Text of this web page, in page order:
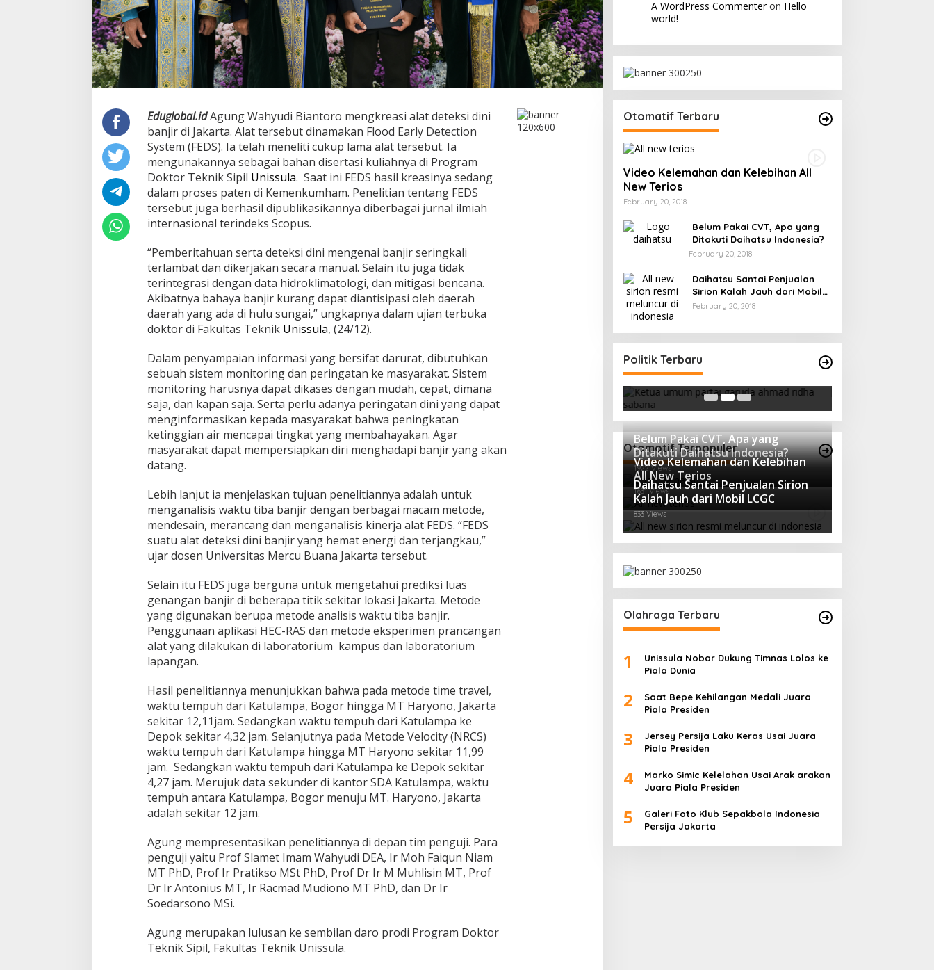
Eduglobal.idAgung Wahyudi Biantoro mengkreasi alat deteksi dini
banjir di Jakarta. Alat tersebut dinamakan Flood Early Detection
System (FEDS). Ia telah meneliti cukup lama alat tersebut. Ia
mengunakannya sebagai bahan disertasi kuliahnya di Program
Doktor Teknik Sipil Unissula. Saat ini FEDS hasil kreasinya sedang
dalam proses paten di Kemenkumham. Penelitian tentang FEDS
tersebut juga berhasil dipublikasikannya diberbagai jurnal ilmiah
internasional terindeks Scopus.
“Pemberitahuan serta deteksi dini mengenai banjir seringkali
terlambat dan dikerjakan secara manual. Selain itu juga tidak
terintegrasi dengan data hidroklimatologi, dan mitigasi bencana.
Akibatnya bahaya banjir kurang dapat diantisipasi oleh daerah
daerah yang ada di hulu sungai,” ungkapnya dalam ujian terbuka
doktor di Fakultas Teknik Unissula, (24/12).
Dalam penyampaian informasi yang bersifat darurat, dibutuhkan
sebuah sistem monitoring dan peringatan ke masyarakat. Sistem
monitoring harusnya dapat dikases dengan mudah, cepat, dimana
saja, dan kapan saja. Serta perlu adanya peringatan dini yang dapat
menginformasikan kepada masyarakat bahwa peningkatan
ketinggian air mencapai tingkat yang membahayakan. Agar
masyarakat dapat mempersiapkan diri menghadapi banjir yang akan
datang.
Lebih lanjut ia menjelaskan tujuan penelitiannya adalah untuk
menganalisis waktu tiba banjir dengan berbagai macam metode,
mendesain, merancang dan menganalisis kinerja alat FEDS. “FEDS
suatu alat deteksi dini banjir yang hemat energi dan terjangkau,”
ujar dosen Universitas Mercu Buana Jakarta tersebut.
Selain itu FEDS juga berguna untuk mengetahui prediksi luas
genangan banjir di beberapa titik sekitar lokasi Jakarta. Metode
yang digunakan berupa metode analisis waktu tiba banjir.
Penggunaan aplikasi HEC-RAS dan metode eksperimen prancangan
alat yang dilakukan di laboratorium kampus dan laboratorium
lapangan.
Hasil penelitiannya menunjukkan bahwa pada metode time travel,
waktu tempuh dari Katulampa, Bogor hingga MT Haryono, Jakarta
sekitar 12,11jam. Sedangkan waktu tempuh dari Katulampa ke
Depok sekitar 4,32 jam. Selanjutnya pada Metode Velocity (NRCS)
waktu tempuh dari Katulampa hingga MT Haryono sekitar 11,99
jam. Sedangkan waktu tempuh dari Katulampa ke Depok sekitar
4,27 jam. Merujuk data sekunder di kantor SDA Katulampa, waktu
tempuh antara Katulampa, Bogor menuju MT. Haryono, Jakarta
adalah sekitar 12 jam.
Agung mempresentasikan penelitiannya di depan tim penguji. Para
penguji yaitu Prof Slamet Imam Wahyudi DEA, Ir Moh Faiqun Niam
MT PhD, Prof Ir Pratikso MSt PhD, Prof Dr Ir M Muhlisin MT, Prof
Dr Ir Antonius MT, Ir Racmad Mudiono MT PhD, dan Dr Ir
Soedarsono MSi.
Agung merupakan lulusan ke sembilan daro prodi Program Doktor
Teknik Sipil, Fakultas Teknik Unissula.
A WordPress Commenteron Hello
world!
Otomatif Terbaru
Video Kelemahan dan Kelebihan All
New Terios
February 20, 2018
Belum Pakai CVT, Apa yang
Ditakuti Daihatsu Indonesia?
February 20, 2018
Daihatsu Santai Penjualan
Sirion Kalah Jauh dari Mobil
LCGC
February 20, 2018
Politik Terbaru
Sudaryono sebagai Kepala Badan
Gizi Nasional
In Berita, Politik
Ini Dia Hubungan Partai Garuda
dengan Gerindra
Otomotif Terpopuler
Belum Pakai CVT, Apa yang
Ditakuti Daihatsu Indonesia?
1922 Views
Video Kelemahan dan Kelebihan
All New Terios
1631 Views
Daihatsu Santai Penjualan Sirion
Kalah Jauh dari Mobil LCGC
833 Views
Olahraga Terbaru
1
Unissula Nobar Dukung Timnas Lolos ke
Piala Dunia
2
Saat Bepe Kehilangan Medali Juara
Piala Presiden
3
Jersey Persija Laku Keras Usai Juara
Piala Presiden
4
Marko Simic Kelelahan Usai Arak arakan
Juara Piala Presiden
5
Galeri Foto Klub Sepakbola Indonesia
Persija Jakarta